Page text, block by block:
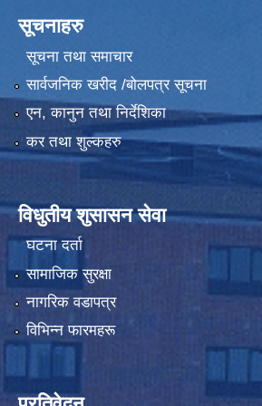
सूचनाहरु
सूचना तथा समाचार
सार्वजनिक खरीद /बोलपत्र सूचना
एन, कानुन तथा निर्देशिका
कर तथा शुल्कहरु
विधुतीय शुसासन सेवा
घटना दर्ता
सामाजिक सुरक्षा
नागरिक वडापत्र
विभिन्न फारमहरू